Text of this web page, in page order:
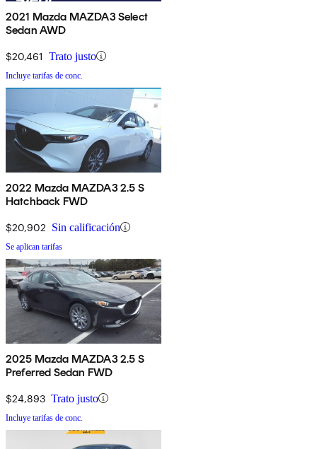
2021 Mazda MAZDA3 Select
Sedan AWD
$20,461 Trato justo
Incluye tarifas de conc.
2022 Mazda MAZDA3 2.5 S
Hatchback FWD
$20,902 Sin calificación
Se aplican tarifas
2025 Mazda MAZDA3 2.5 S
Preferred Sedan FWD
$24,893 Trato justo
Incluye tarifas de conc.